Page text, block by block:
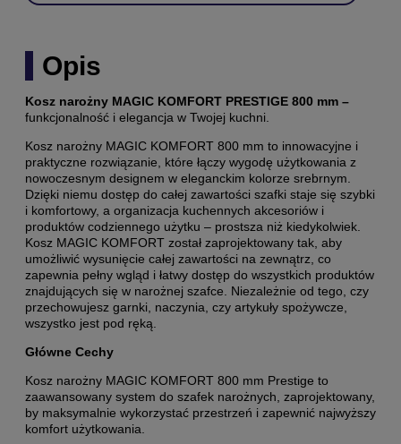
Opis
Kosz narożny MAGIC KOMFORT PRESTIGE 800 mm –
funkcjonalność i elegancja w Twojej kuchni.
Kosz narożny MAGIC KOMFORT 800 mm to innowacyjne i
praktyczne rozwiązanie, które łączy wygodę użytkowania z
nowoczesnym designem w eleganckim kolorze srebrnym.
Dzięki niemu dostęp do całej zawartości szafki staje się szybki
i komfortowy, a organizacja kuchennych akcesoriów i
produktów codziennego użytku – prostsza niż kiedykolwiek.
Kosz MAGIC KOMFORT został zaprojektowany tak, aby
umożliwić wysunięcie całej zawartości na zewnątrz, co
zapewnia pełny wgląd i łatwy dostęp do wszystkich produktów
znajdujących się w narożnej szafce. Niezależnie od tego, czy
przechowujesz garnki, naczynia, czy artykuły spożywcze,
wszystko jest pod ręką.
Główne Cechy
Kosz narożny MAGIC KOMFORT 800 mm Prestige to
zaawansowany system do szafek narożnych, zaprojektowany,
by maksymalnie wykorzystać przestrzeń i zapewnić najwyższy
komfort użytkowania.